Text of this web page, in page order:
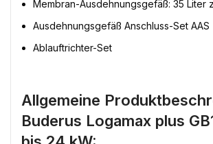
Membran-Ausdehnungsgefäß: 35 Liter
Ausdehnungsgefäß Anschluss-Set AAS
Ablauftrichter-Set
Allgemeine
Buderus Logamax plus